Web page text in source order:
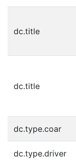
dc.title
dc.title
dc.type.coar
dc.type.driver